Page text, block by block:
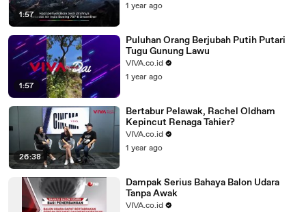
1:57
1 year ago
1:57
Puluhan Orang Berjubah Putih Putari
Tugu Gunung Lawu
VIVA.co.id
1 year ago
26:38
Bertabur Pelawak, Rachel Oldham
Kepincut Renaga Tahier?
VIVA.co.id
1 year ago
Dampak Serius Bahaya Balon Udara
Tanpa Awak
VIVA.co.id